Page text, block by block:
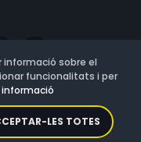
sobre el
funcionalitats i per
informació
LES TOTES